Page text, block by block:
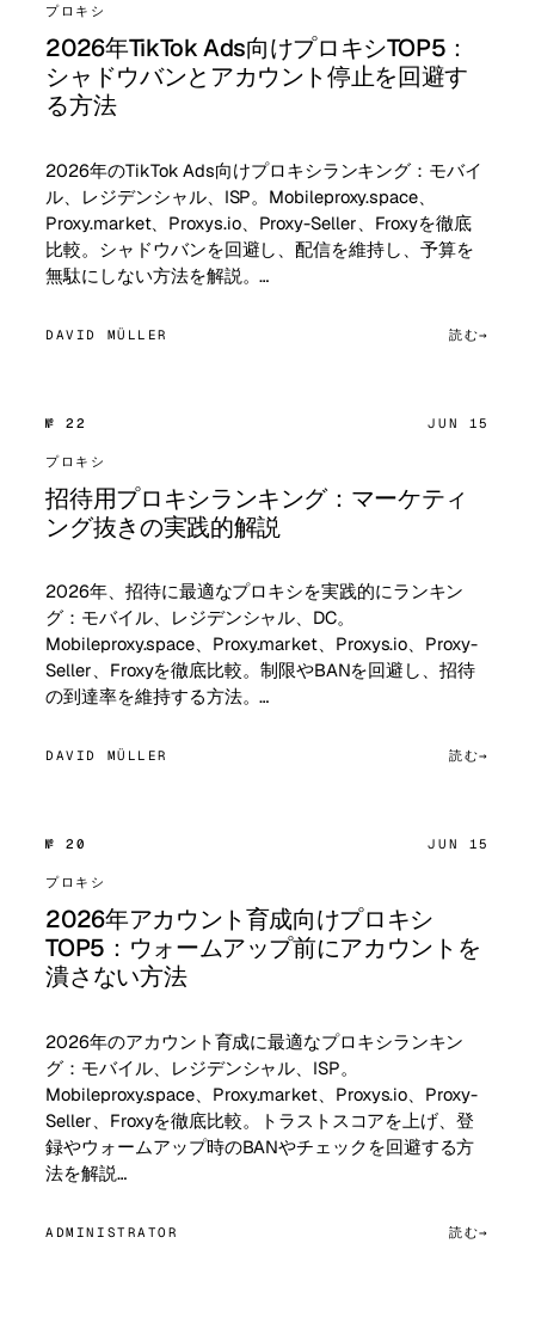
プロキシ
2026年TikTok Ads向けプロキシTOP5：
シャドウバンとアカウント停止を回避す
る方法
2026年のTikTok Ads向けプロキシランキング：モバイ
ル、レジデンシャル、ISP。Mobileproxy.space、
Proxy.market、Proxys.io、Proxy-Seller、Froxyを徹底
比較。シャドウバンを回避し、配信を維持し、予算を
無駄にしない方法を解説。…
DAVID MÜLLER 読む
№ 22 JUN 15
プロキシ
招待用プロキシランキング：マーケティ
ング抜きの実践的解説
2026年、招待に最適なプロキシを実践的にランキン
グ：モバイル、レジデンシャル、DC。
Mobileproxy.space、Proxy.market、Proxys.io、Proxy-
Seller、Froxyを徹底比較。制限やBANを回避し、招待
の到達率を維持する方法。…
DAVID MÜLLER 読む
№ 20 JUN 15
プロキシ
2026年アカウント育成向けプロキシ
TOP5：ウォームアップ前にアカウントを
潰さない方法
2026年のアカウント育成に最適なプロキシランキン
グ：モバイル、レジデンシャル、ISP。
Mobileproxy.space、Proxy.market、Proxys.io、Proxy-
Seller、Froxyを徹底比較。トラストスコアを上げ、登
録やウォームアップ時のBANやチェックを回避する方
法を解説…
ADMINISTRATOR 読む